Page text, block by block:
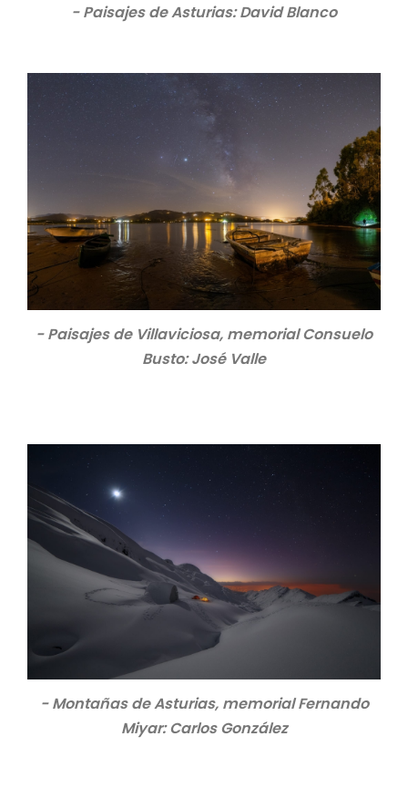
- Paisajes de Asturias: David Blanco
- Paisajes de Villaviciosa, memorial Consuelo
Busto: José Valle
- Montañas de Asturias, memorial Fernando
Miyar: Carlos González